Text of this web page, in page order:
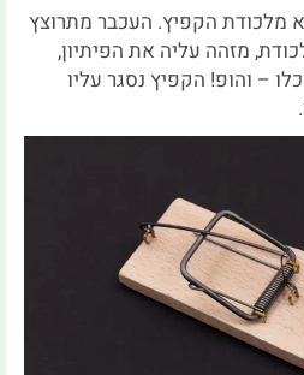
מלכודת הקפיץ. העכבר מתרוצץ
מזהה עליה את הפיתיון,
– והופ! הקפיץ נסגר עליו